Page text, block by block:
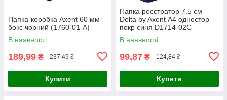
Папка-коробка Axent 60 мм
бокс чорний (1760-01-A)
В наявності
189,99 ₴ 237,49 ₴
Купити
Папка реєстратор 7.5 см
Delta by Axent А4 одностор
покр синя D1714-02C
В наявності
99,87 ₴ 124,84 ₴
Купити